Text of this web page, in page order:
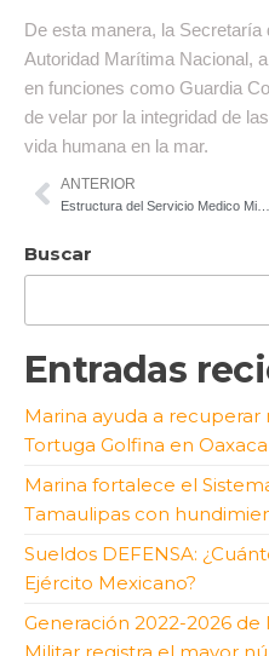
De esta manera, la Secretaría
Autoridad Marítima Nacional,
en funciones como Guardia
de velar por la integridad de
vida humana en la mar.
ANTERIOR
Buscar
Entradas
Marina ayuda a recuperar
Tortuga Golfina en Oaxaca
Marina fortalece el
Tamaulipas con
Sueldos DEFENSA:
Ejército Mexicano?
Generación 2022-2026 de
Militar registra el mayor